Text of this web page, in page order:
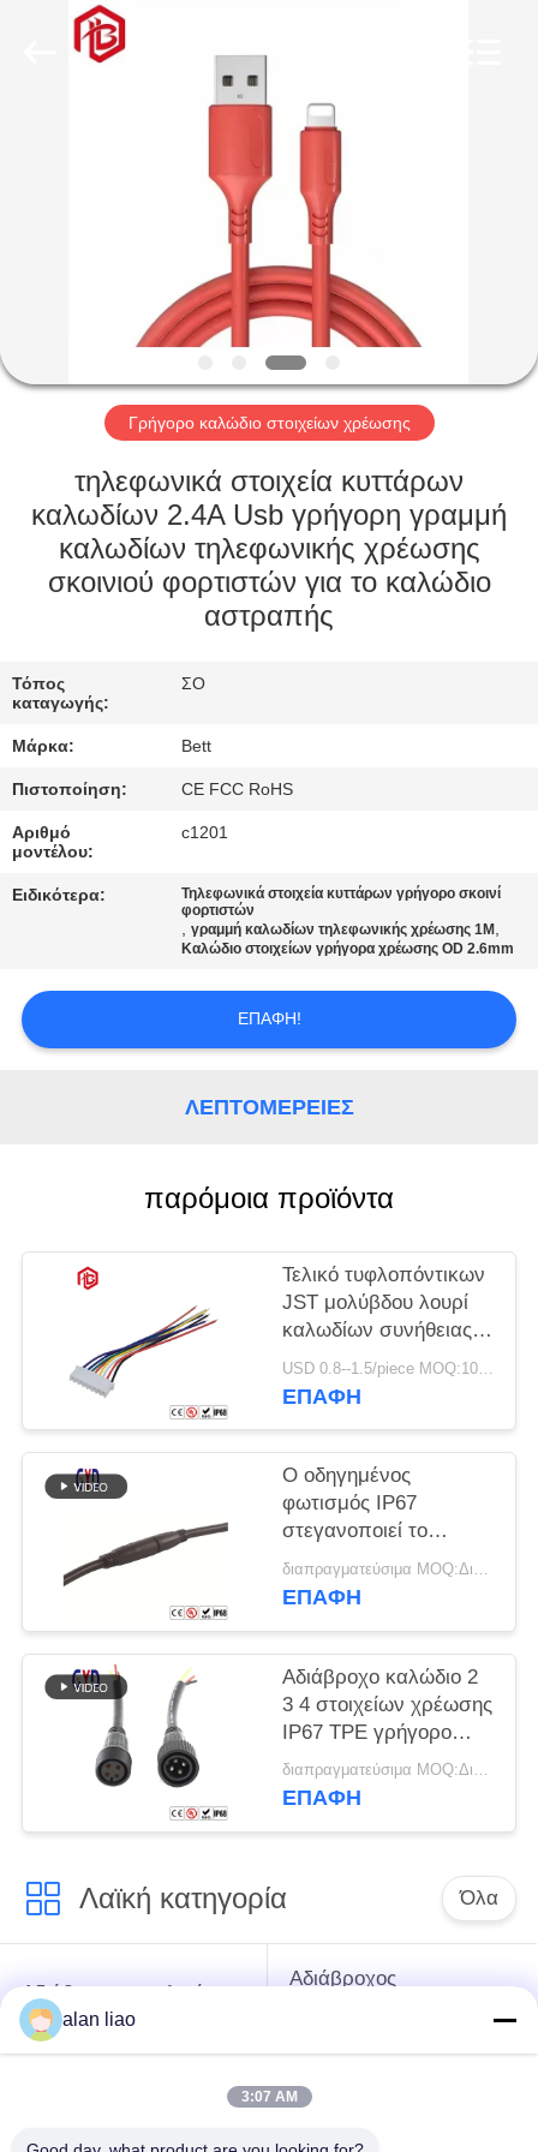
ΓΎΡΟΣ
ΕΡΓΟΣΤΑΣΊΩΝ
ΠΟΙΟΤΙΚΌΣ
ΈΛΕΓΧΟΣ
PRIVACY
POLICY
Γρήγορο καλώδιο στοιχείων χρέωσης
τηλεφωνικά στοιχεία κυττάρων
καλωδίων 2.4A Usb γρήγορη γραμμή
καλωδίων τηλεφωνικής χρέωσης
σκοινιού φορτιστών για το καλώδιο
αστραπής
Τόπος
καταγωγής:
ΣΟ
Μάρκα: Bett
Πιστοποίηση: CE FCC RoHS
Αριθμό
μοντέλου:
c1201
Ειδικότερα:
Τηλεφωνικά στοιχεία κυττάρων γρήγορο σκοινί
φορτιστών
,γραμμή καλωδίων τηλεφωνικής χρέωσης 1M ,
Καλώδιο στοιχείων γρήγορα χρέωσης OD 2.6mm
ΕΠΑΦΉ!
ΛΕΠΤΟΜΈΡΕΙΕΣ
παρόμοια προϊόντα
Τελικό τυφλοπόντικων
JST μολύβδου λουρί
καλωδίων συνήθειας
καλωδίων στοιχείων
χρέωσης PVC
USD 0.8--1.5/piece MOQ:100 κομμάτια
ΕΠΑΦΉ
Ο οδηγημένος
φωτισμός IP67
στεγανοποιεί το
μεγάλες την επίπεδες
βούλωμα και υποδοχή
διαπραγματεύσιμα MOQ:Διαπραγματεύσιμος
ΕΠΑΦΉ
Αδιάβροχο καλώδιο 2
3 4 στοιχείων χρέωσης
IP67 TPE γρήγορο
καλώδιο 5 καρφιτσών διαπραγματεύσιμα MOQ:Διαπραγματεύσιμος
ΕΠΑΦΉ
Λαϊκή κατηγορία Όλα
Αδιάβροχος κυκλικός
συνδετήρας
Αδιάβροχος
alan liao
3:07 AM